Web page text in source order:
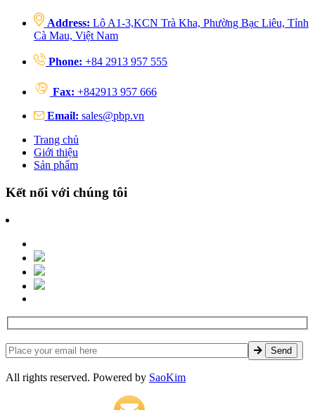
Address: Lô A1-3,KCN Trà Kha, Phường Bạc Liêu, Tỉnh
Cà Mau, Việt Nam
Phone: +84 2913 957 555
Fax: +842913 957 666
Email: sales@pbp.vn
Trang chủ
Giới thiệu
Sản phẩm
Kết nối với chúng tôi
All rights reserved. Powered by SaoKim